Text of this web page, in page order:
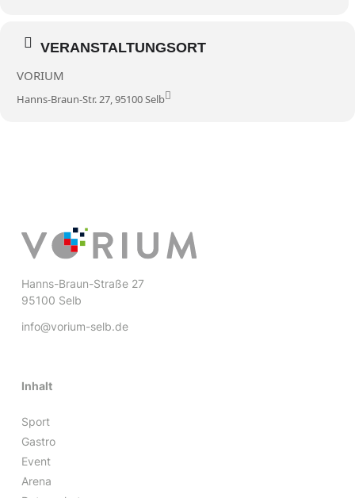
VERANSTALTUNGSORT
VORIUM
Hanns-Braun-Str. 27, 95100 Selb
Hanns-Braun-Straße 27
95100 Selb
info@vorium-selb.de
Inhalt
Sport
Gastro
Event
Arena